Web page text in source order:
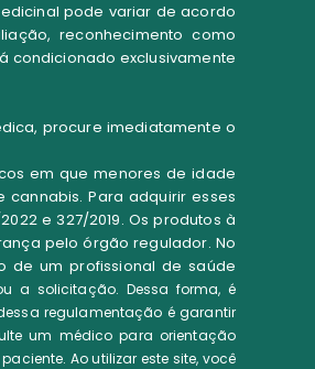
pode variar de acordo
reconhecimento como
condicionado exclusivamente
procure imediatamente o
em que menores de idade
Para adquirir esses
e 327/2019. Os produtos à
pelo órgão regulador. No
de um profissional de saúde
a solicitação. Dessa forma, é
regulamentação é garantir
um médico para orientação
Ao utilizar este site, você